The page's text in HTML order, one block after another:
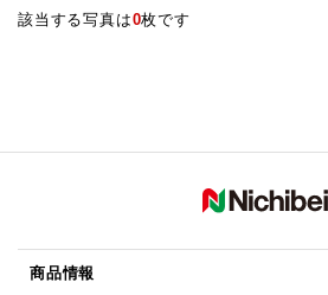
該当する写真は0枚です
商品情報